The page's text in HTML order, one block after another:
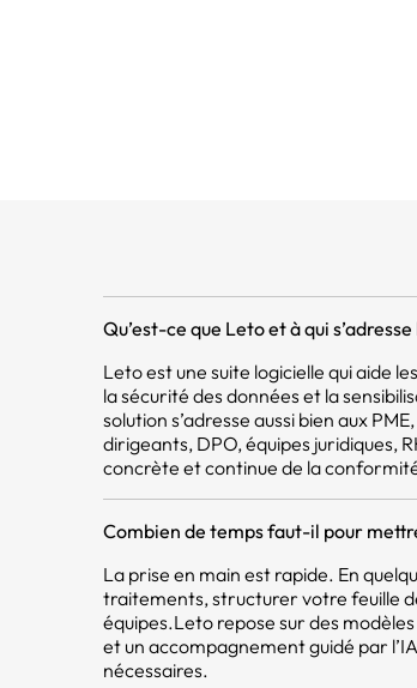
Qu’est-ce que Leto et à qui
Leto est une suite logicielle qui aide
la sécurité des données et la
solution s’adresse aussi bien aux
dirigeants, DPO, équipes juridiques,
concrète et continue de la
Combien de temps faut-il pour
La prise en main est rapide. En
traitements, structurer votre feuille
équipes.Leto repose sur des
et un accompagnement guidé par
nécessaires.